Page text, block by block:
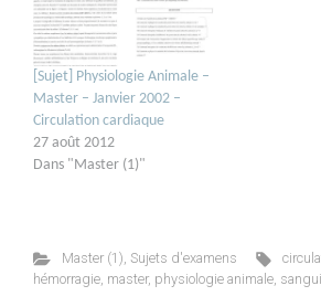
[Sujet] Physiologie Animale –
Master – Janvier 2002 –
Circulation cardiaque
27 août 2012
Dans "Master (1)"
Master (1), Sujets d'examens
hémorragie, master, physiologie animale,